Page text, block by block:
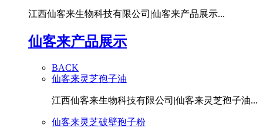
江西仙客来生物科技有限公司|仙客来产品展示...
仙客来产品展示
BACK
仙客来灵芝孢子油
江西仙客来生物科技有限公司|仙客来灵芝孢子油...
仙客来灵芝破壁孢子粉